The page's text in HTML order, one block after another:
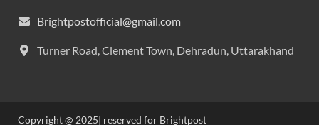
Brightpostofficial@gmail.com
Turner Road, Clement Town, Dehradun, Uttarakhand
Copyright @ 2025| reserved for Brightpost